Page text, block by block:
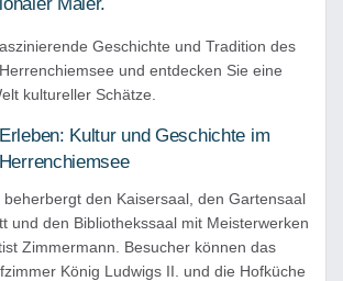
Geschichte und Tradition des
und entdecken Sie eine
kultureller Schätze.
Kultur und Geschichte im
beherbergt den Kaisersaal, den Gartensaal
und den Bibliothekssaal mit Meisterwerken
Zimmermann. Besucher können das
König Ludwigs II. und die Hofküche